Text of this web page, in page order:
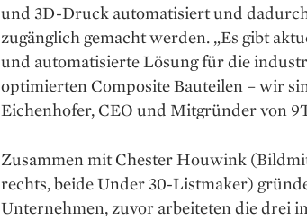
und 3D-Druck automatisiert und
zugänglich gemacht werden. „Es gibt
und automatisierte Lösung für die
optimierten Composite Bauteilen – wir
Eichenhofer, CEO und Mitgründer von
Zusammen mit Chester Houwink
rechts, beide Under 30-Listmaker)
Unternehmen, zuvor arbeiteten die drei